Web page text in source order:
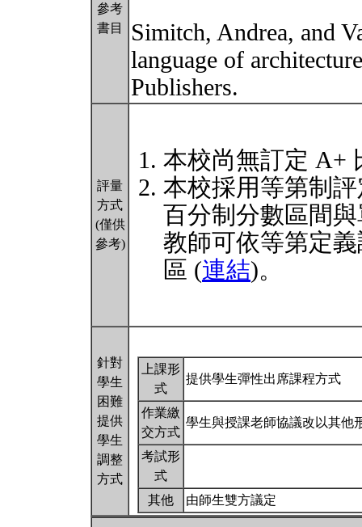
參考
書目
Simitch, Andrea, and
language of
Publishers.
評量
方式
(僅供
參考)
本校尚無訂定 A+
本校採用等第制
百分制分數區間
教師可依等第定
區 (連結)。
針對
學生
困難
提供
學生
調整
方式
上課形
式
提供學生彈性出席課程方式
作業繳
交方式
學生與授課老師協議改以其他
考試形
式
其他
由師生雙方議定